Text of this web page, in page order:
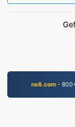
ns6.com -